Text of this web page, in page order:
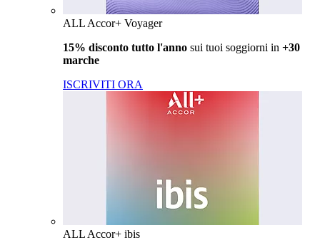
ALL Accor+ Voyager
15% disconto tutto l'anno sui tuoi soggiorni in +30
marche
ISCRIVITI ORA
ALL Accor+ ibis